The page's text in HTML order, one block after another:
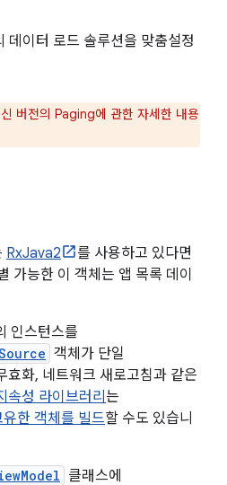
데이터 로드 솔루션을 맞춤설정
버전의 Paging에 관한 자세한 내용
RxJava2
를 사용하고 있다면
가능한 이 객체는 앱 목록 데이
인스턴스를
객체가 단일
화, 네트워크 새로고침과 같은
속성 라이브러리 는
유한 객체를 빌드할 수도 있습니
클래스에